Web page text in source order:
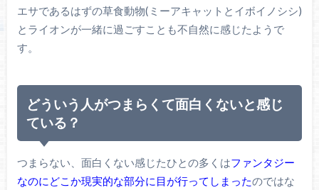
エサであるはずの草食動物(ミーアキャットとイボイノシシ)
とライオンが一緒に過ごすことも不自然に感じたようで
す。
どういう人がつまらくて面白くないと感じ
ている？
つまらない、面白くない感じたひとの多くはファンタジー
なのにどこか現実的な部分に目が行ってしまったのではな